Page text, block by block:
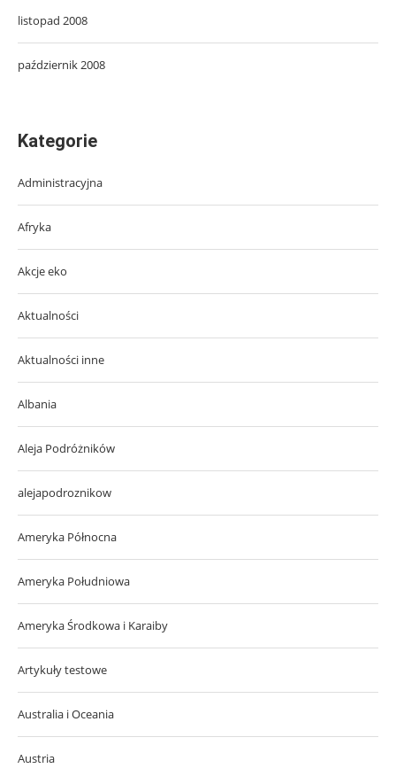
listopad 2008
październik 2008
Kategorie
Administracyjna
Afryka
Akcje eko
Aktualności
Aktualności inne
Albania
Aleja Podróżników
alejapodroznikow
Ameryka Północna
Ameryka Południowa
Ameryka Środkowa i Karaiby
Artykuły testowe
Australia i Oceania
Austria